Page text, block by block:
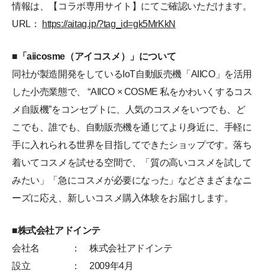
情報は、【コラボ専用サイト】にてご確認いただけます。
URL：
https://aitag.jp/?tag_id=gk5MrKkN
■「aiicosme（アイコスメ）」について
同社が製造開発をしているIoT自動販売機「AIICO」を活用
した小売業態で、 “AIICO × COSME 私をかわいくするコス
メ自販機”をコンセプトに、人気のコスメをいつでも、ど
こでも、誰でも、自動販売機を通じてより身近に、手軽に
手に入れられる世界を目指してできたショップです。落ち
着いてコスメを試せる空間で、「質の高いコスメを試して
みたい」「急にコスメが必要になった」などさまざまなニ
ーズに応え、新しいコスメ購入体験をお届けします。
■株式会社アドインテ
会社名
： 株式会社アドインテ
設立
： 2009年4月